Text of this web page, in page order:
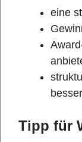
eine
Tipp für